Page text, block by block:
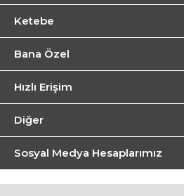
Ketebe
Bana Özel
Hızlı Erişim
Diğer
Sosyal Medya Hesaplarımız